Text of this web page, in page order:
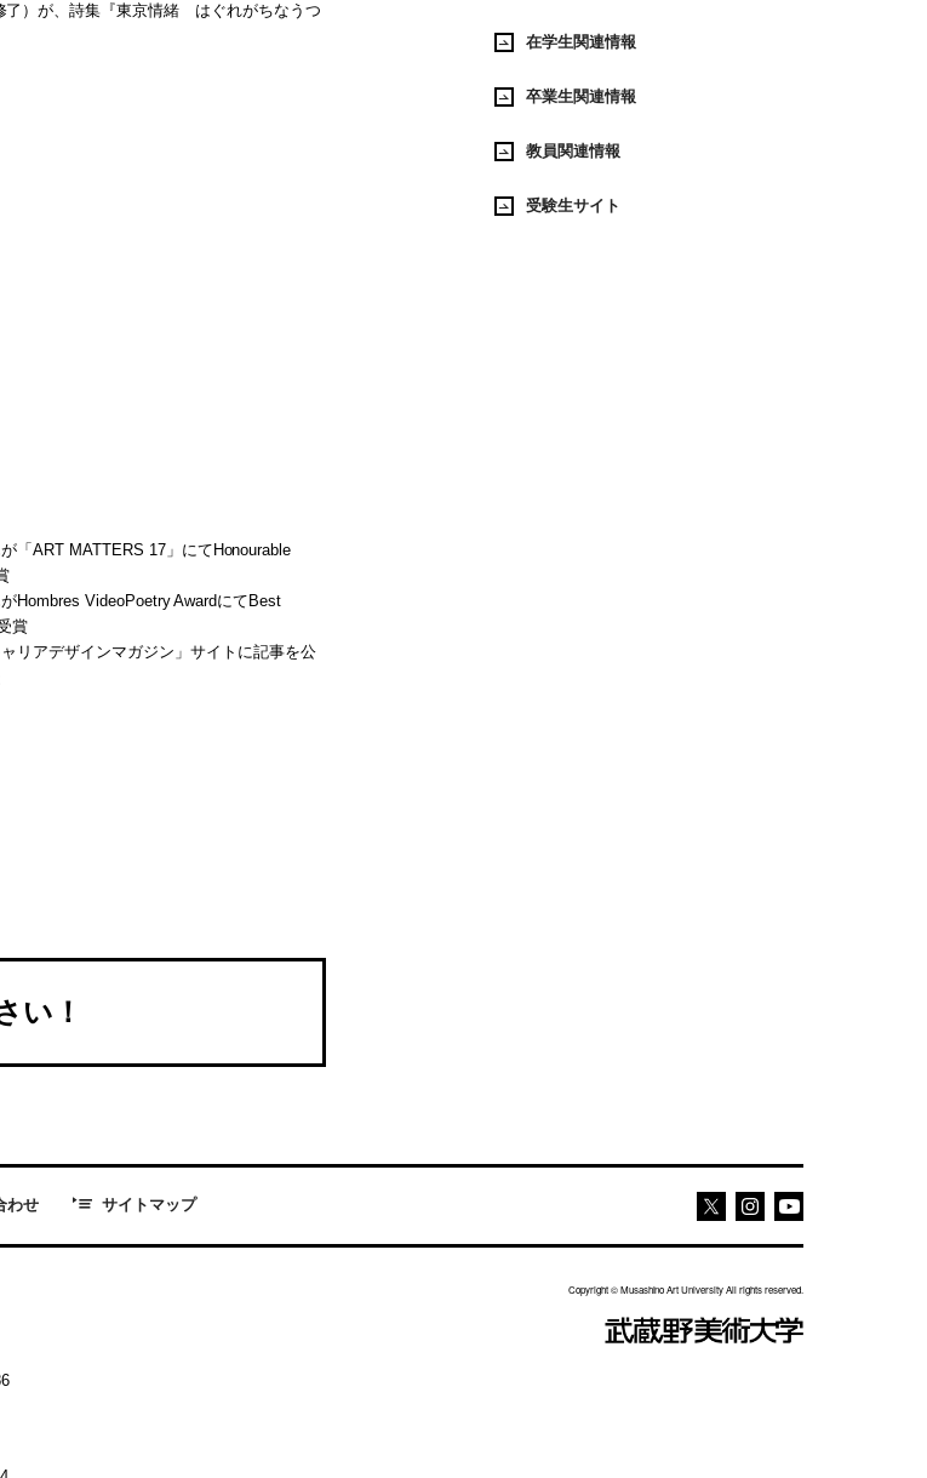
了）が、詩集『東京情緒 はぐれがちなうつ
「ART MATTERS 17」にてHonourable
Hombres VideoPoetry AwardにてBest
賞
ャリアデザインマガジン」サイトに記事を公
い！
在学生関連情報
卒業生関連情報
教員関連情報
受験生サイト
わせ
サイトマップ
Youtube
Copyright © Musashino Art University All rights reserved.